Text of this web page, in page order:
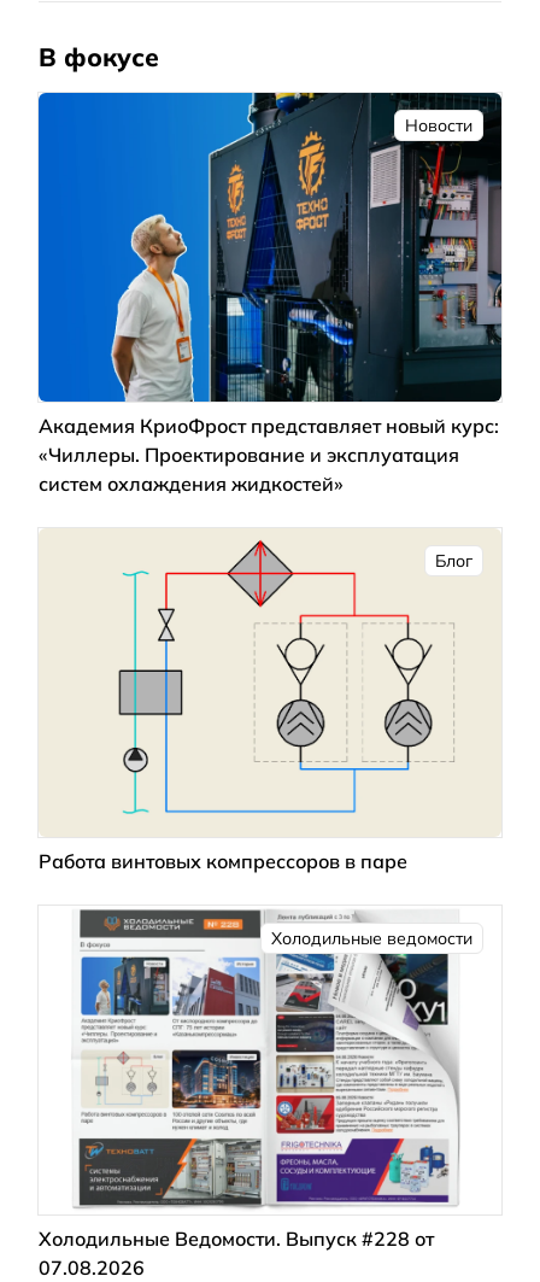
В фокусе
Новости
Академия КриоФрост представляет новый курс:
«Чиллеры. Проектирование и эксплуатация
систем охлаждения жидкостей»
Блог
Работа винтовых компрессоров в паре
Холодильные ведомости
Холодильные Ведомости. Выпуск #228 от
07.08.2026